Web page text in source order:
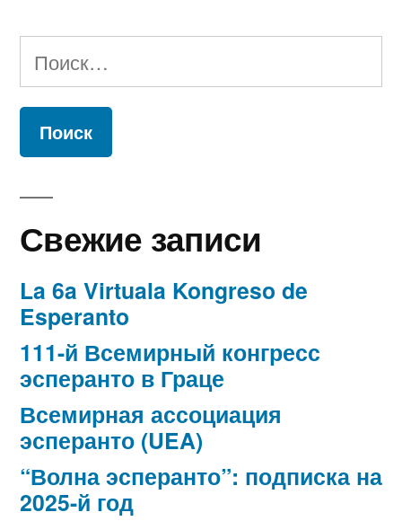
снова
эфире
Найти:
Свежие записи
La 6a Virtuala Kongreso de
Esperanto
111-й Всемирный конгресс
эсперанто в Граце
Всемирная ассоциация
эсперанто (UEA)
“Волна эсперанто”: подписка на
2025-й год